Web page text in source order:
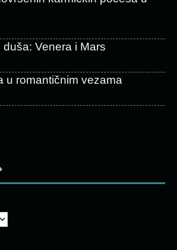
Venera i Mars
u romantičnim vezama